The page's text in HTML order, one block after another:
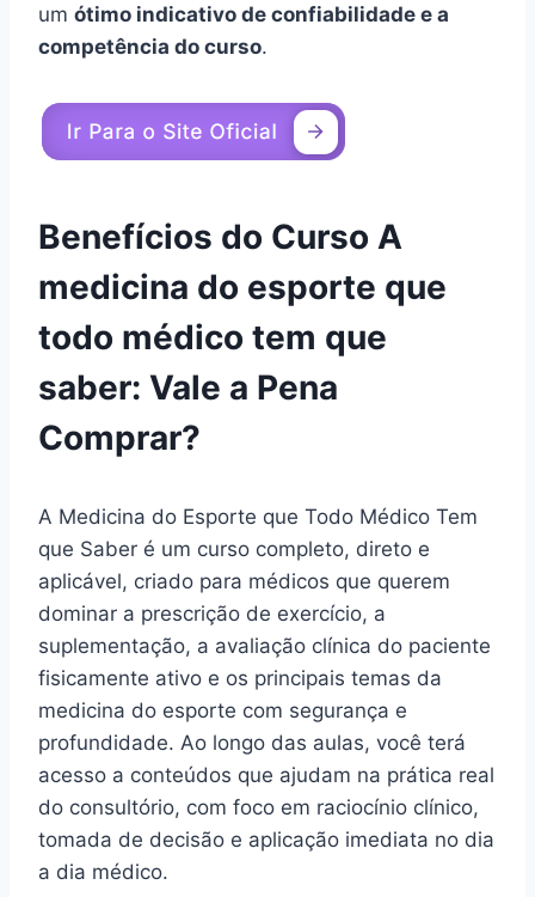
um ótimo indicativo de confiabilidade e a
competência do curso.
Benefícios do Curso A
medicina do esporte que
todo médico tem que
saber: Vale a Pena
Comprar?
A Medicina do Esporte que Todo Médico Tem
que Saber é um curso completo, direto e
aplicável, criado para médicos que querem
dominar a prescrição de exercício, a
suplementação, a avaliação clínica do paciente
fisicamente ativo e os principais temas da
medicina do esporte com segurança e
profundidade. Ao longo das aulas, você terá
acesso a conteúdos que ajudam na prática real
do consultório, com foco em raciocínio clínico,
tomada de decisão e aplicação imediata no dia
a dia médico.